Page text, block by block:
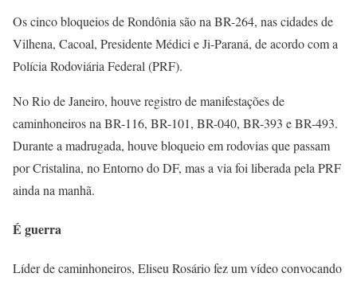
Os cinco bloqueios de Rondônia são na BR-264, nas cidades de
Vilhena, Cacoal, Presidente Médici e Ji-Paraná, de acordo com a
Polícia Rodoviária Federal (PRF).
No Rio de Janeiro, houve registro de manifestações de
caminhoneiros na BR-116, BR-101, BR-040, BR-393 e BR-493.
Durante a madrugada, houve bloqueio em rodovias que passam
por Cristalina, no Entorno do DF, mas a via foi liberada pela PRF
ainda na manhã.
É guerra
Líder de caminhoneiros, Eliseu Rosário fez um vídeo convocando